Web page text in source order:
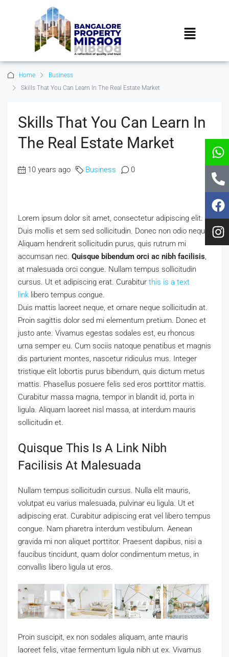
Home
Business
Skills That You Can Learn In The Real Estate Market
Skills That You Can Learn In
The Real Estate Market
10 years ago Business 0
Lorem ipsum dolor sit amet, consectetur adipiscing elit.
Duis mollis et sem sed sollicitudin. Donec non odio neque.
Aliquam hendrerit sollicitudin purus, quis rutrum mi
accumsan nec. Quisque bibendum orci ac nibh facilisis,
at malesuada orci congue. Nullam tempus sollicitudin
cursus. Ut et adipiscing erat. Curabitur this is a text
link libero tempus congue.
Duis mattis laoreet neque, et ornare neque sollicitudin at.
Proin sagittis dolor sed mi elementum pretium. Donec et
justo ante. Vivamus egestas sodales est, eu rhoncus
urna semper eu. Cum sociis natoque penatibus et magnis
dis parturient montes, nascetur ridiculus mus. Integer
tristique elit lobortis purus bibendum, quis dictum metus
mattis. Phasellus posuere felis sed eros porttitor mattis.
Curabitur massa magna, tempor in blandit id, porta in
ligula. Aliquam laoreet nisl massa, at interdum mauris
sollicitudin et.
Quisque This Is A Link Nibh
Facilisis At Malesuada
Nullam tempus sollicitudin cursus. Nulla elit mauris,
volutpat eu varius malesuada, pulvinar eu ligula. Ut et
adipiscing erat. Curabitur adipiscing erat vel libero tempus
congue. Nam pharetra interdum vestibulum. Aenean
gravida mi non aliquet porttitor. Praesent dapibus, nisi a
faucibus tincidunt, quam dolor condimentum metus, in
convallis libero ligula ut eros.
Proin suscipit, ex non sodales aliquam, ante mauris
laoreet felis, vitae fermentum ligula nibh ut ex. Vivamus